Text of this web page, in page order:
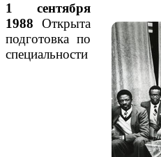
1 сентября
1988 Открыта
подготовка по
специальности